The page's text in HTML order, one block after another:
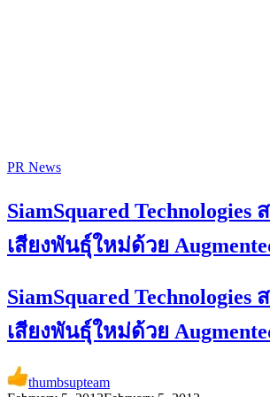
PR News
SiamSquared Technologies
เสียงพันธุ์ใหม่ด้วย
SiamSquared Technologies
เสียงพันธุ์ใหม่ด้วย
thumbsupteam